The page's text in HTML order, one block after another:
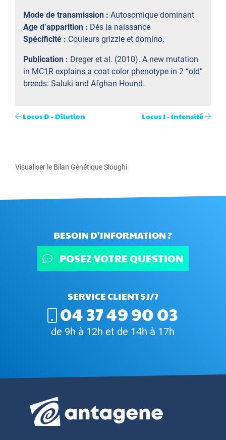
Mode de transmission : Autosomique dominant
Age d’apparition : Dès la naissance
Spécificité : Couleurs grizzle et domino.
Publication : Dreger et al. (2010). A new mutation
in MC1R explains a coat color phenotype in 2 “old”
breeds: Saluki and Afghan Hound.
Locus D - Dilution Locus I - Intensité
Visualiser le Bilan Génétique Sloughi
BESOIN D'INFORMATION ?
POSEZ VOTRE QUESTION
SERVICE CLIENT 5J/7
04 37 49 90 03
de 9h à 12h et de 14h à 17h